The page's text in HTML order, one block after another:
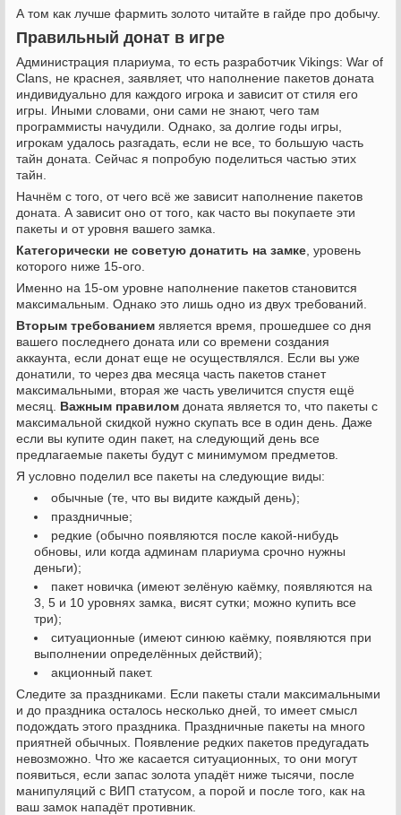
А том как лучше фармить золото читайте в гайде про добычу.
Правильный донат в игре
Администрация плариума, то есть разработчик Vikings: War of
Clans, не краснея, заявляет, что наполнение пакетов доната
индивидуально для каждого игрока и зависит от стиля его
игры. Иными словами, они сами не знают, чего там
программисты начудили. Однако, за долгие годы игры,
игрокам удалось разгадать, если не все, то большую часть
тайн доната. Сейчас я попробую поделиться частью этих
тайн.
Начнём с того, от чего всё же зависит наполнение пакетов
доната. А зависит оно от того, как часто вы покупаете эти
пакеты и от уровня вашего замка.
Категорически не советую донатить на замке , уровень
которого ниже 15-ого.
Именно на 15-ом уровне наполнение пакетов становится
максимальным. Однако это лишь одно из двух требований.
Вторым требованием является время, прошедшее со дня
вашего последнего доната или со времени создания
аккаунта, если донат еще не осуществлялся. Если вы уже
донатили, то через два месяца часть пакетов станет
максимальными, вторая же часть увеличится спустя ещё
месяц. Важным правилом доната является то, что пакеты с
максимальной скидкой нужно скупать все в один день. Даже
если вы купите один пакет, на следующий день все
предлагаемые пакеты будут с минимумом предметов.
Я условно поделил все пакеты на следующие виды:
обычные (те, что вы видите каждый день);
праздничные;
редкие (обычно появляются после какой-нибудь
обновы, или когда админам плариума срочно нужны
деньги);
пакет новичка (имеют зелёную каёмку, появляются на
3, 5 и 10 уровнях замка, висят сутки; можно купить все
три);
ситуационные (имеют синюю каёмку, появляются при
выполнении определённых действий);
акционный пакет.
Следите за праздниками. Если пакеты стали максимальными
и до праздника осталось несколько дней, то имеет смысл
подождать этого праздника. Праздничные пакеты на много
приятней обычных. Появление редких пакетов предугадать
невозможно. Что же касается ситуационных, то они могут
появиться, если запас золота упадёт ниже тысячи, после
манипуляций с ВИП статусом, а порой и после того, как на
ваш замок нападёт противник.